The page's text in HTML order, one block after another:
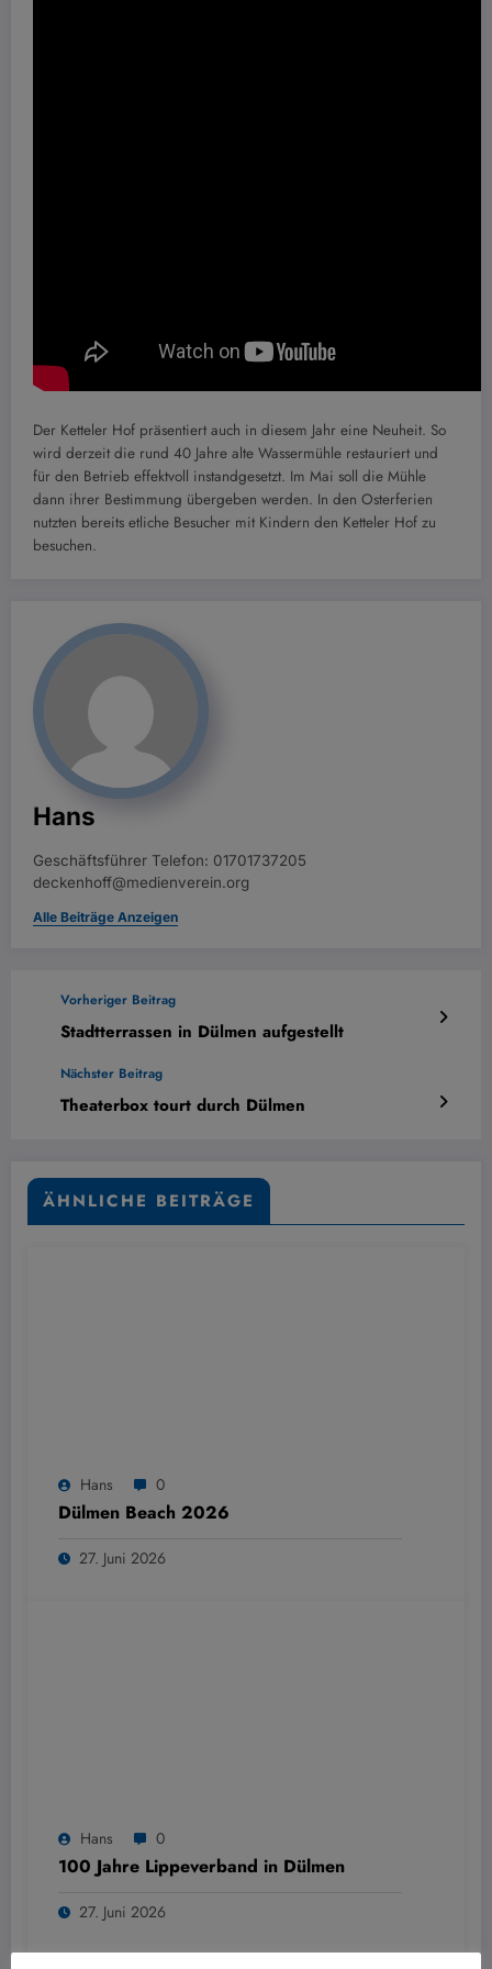
Der Ketteler Hof präsentiert auch in diesem Jahr eine Neuheit. So
wird derzeit die rund 40 Jahre alte Wassermühle restauriert und
für den Betrieb effektvoll instandgesetzt. Im Mai soll die Mühle
dann ihrer Bestimmung übergeben werden. In den Osterferien
nutzten bereits etliche Besucher mit Kindern den Ketteler Hof zu
besuchen.
Hans
Geschäftsführer Telefon: 01701737205
deckenhoff@medienverein.org
Alle Beiträge Anzeigen
Vorheriger Beitrag
Stadtterrassen in Dülmen aufgestellt
Nächster Beitrag
Theaterbox tourt durch Dülmen
ÄHNLICHE BEITRÄGE
Hans 0
Dülmen Beach 2026
27. Juni 2026
Hans 0
100 Jahre Lippeverband in Dülmen
27. Juni 2026